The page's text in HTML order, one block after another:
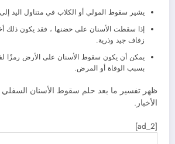
يشير سقوط المولي أو الكلاب في متناول اليد
إذا سقطت الأسنان على حضنها ، فقد يكون ذلك
زفاف جيد وذرية.
يمكن أن يكون سقوط الأسنان على الأرض
بسبب الوفاة أو المرض.
ظهر تفسير ما بعد حلم سقوط الأسنان
الأخبار.
[ad_2]